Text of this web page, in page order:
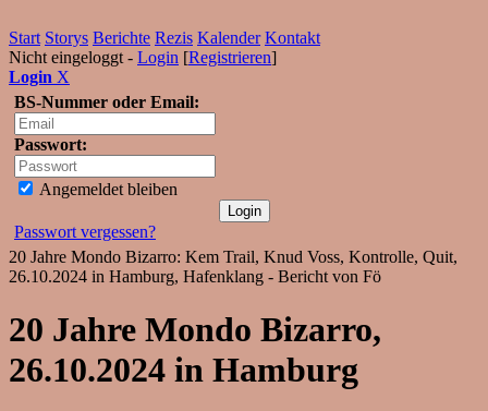
Start Storys Berichte Rezis Kalender Kontakt
Nicht eingeloggt - Login [Registrieren]
Login X
BS-Nummer oder Email:
Passwort:
Angemeldet bleiben
Passwort vergessen?
20 Jahre Mondo Bizarro: Kem Trail, Knud Voss, Kontrolle, Quit,
26.10.2024 in Hamburg, Hafenklang - Bericht von Fö
20 Jahre Mondo Bizarro,
26.10.2024 in Hamburg